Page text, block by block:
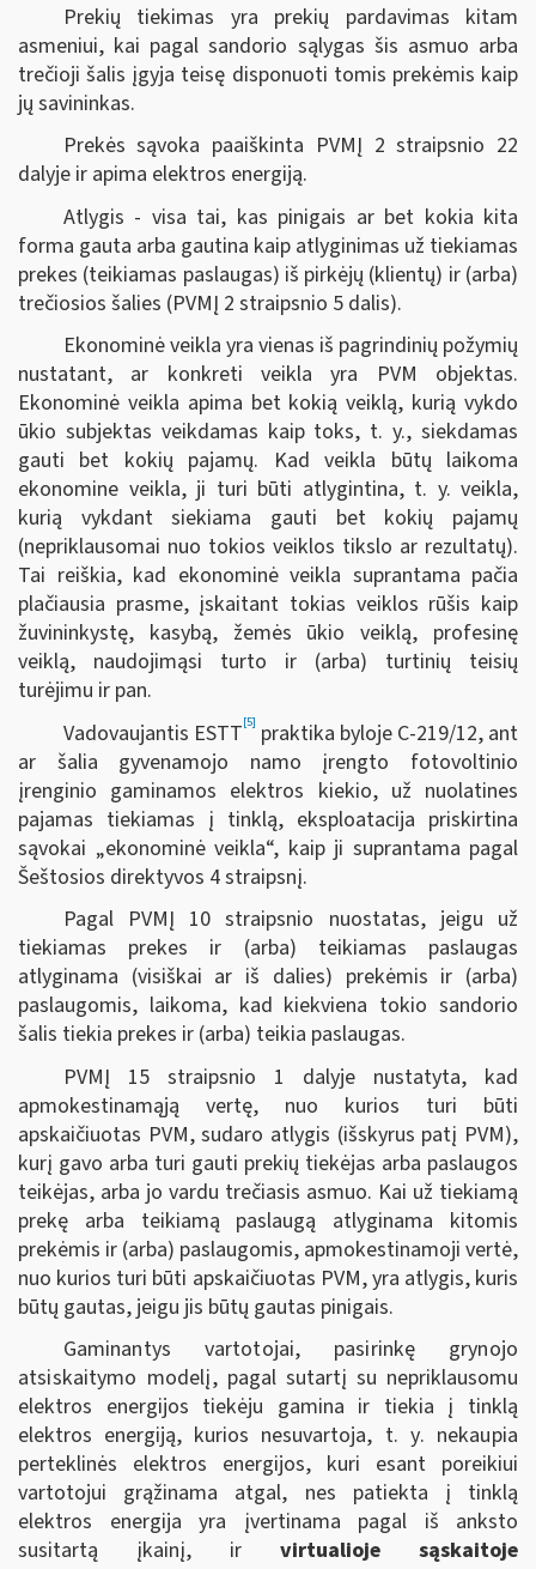
Prekių tiekimas yra prekių pardavimas kitam
asmeniui, kai pagal sandorio sąlygas šis asmuo arba
trečioji šalis įgyja teisę disponuoti tomis prekėmis kaip
jų savininkas.
Prekės sąvoka paaiškinta PVMĮ 2 straipsnio 22
dalyje ir apima elektros energiją.
Atlygis - visa tai, kas pinigais ar bet kokia kita
forma gauta arba gautina kaip atlyginimas už tiekiamas
prekes (teikiamas paslaugas) iš pirkėjų (klientų) ir (arba)
trečiosios šalies (PVMĮ 2 straipsnio 5 dalis).
Ekonominė veikla yra vienas iš pagrindinių požymių
nustatant, ar konkreti veikla yra PVM objektas.
Ekonominė veikla apima bet kokią veiklą, kurią vykdo
ūkio subjektas veikdamas kaip toks, t. y., siekdamas
gauti bet kokių pajamų. Kad veikla būtų laikoma
ekonomine veikla, ji turi būti atlygintina, t. y. veikla,
kurią vykdant siekiama gauti bet kokių pajamų
(nepriklausomai nuo tokios veiklos tikslo ar rezultatų).
Tai reiškia, kad ekonominė veikla suprantama pačia
plačiausia prasme, įskaitant tokias veiklos rūšis kaip
žuvininkystę, kasybą, žemės ūkio veiklą, profesinę
veiklą, naudojimąsi turto ir (arba) turtinių teisių
turėjimu ir pan.
Vadovaujantis ESTT[5] praktika byloje C-219/12, ant
ar šalia gyvenamojo namo įrengto fotovoltinio
įrenginio gaminamos elektros kiekio, už nuolatines
pajamas tiekiamas į tinklą, eksploatacija priskirtina
sąvokai „ekonominė veikla“, kaip ji suprantama pagal
Šeštosios direktyvos 4 straipsnį.
Pagal PVMĮ 10 straipsnio nuostatas, jeigu už
tiekiamas prekes ir (arba) teikiamas paslaugas
atlyginama (visiškai ar iš dalies) prekėmis ir (arba)
paslaugomis, laikoma, kad kiekviena tokio sandorio
šalis tiekia prekes ir (arba) teikia paslaugas.
PVMĮ 15 straipsnio 1 dalyje nustatyta, kad
apmokestinamąją vertę, nuo kurios turi būti
apskaičiuotas PVM, sudaro atlygis (išskyrus patį PVM),
kurį gavo arba turi gauti prekių tiekėjas arba paslaugos
teikėjas, arba jo vardu trečiasis asmuo. Kai už tiekiamą
prekę arba teikiamą paslaugą atlyginama kitomis
prekėmis ir (arba) paslaugomis, apmokestinamoji vertė,
nuo kurios turi būti apskaičiuotas PVM, yra atlygis, kuris
būtų gautas, jeigu jis būtų gautas pinigais.
Gaminantys vartotojai, pasirinkę grynojo
atsiskaitymo modelį, pagal sutartį su nepriklausomu
elektros energijos tiekėju gamina ir tiekia į tinklą
elektros energiją, kurios nesuvartoja, t. y. nekaupia
perteklinės elektros energijos, kuri esant poreikiui
vartotojui grąžinama atgal, nes patiekta į tinklą
elektros energija yra įvertinama pagal iš anksto
susitartą įkainį, ir virtualioje sąskaitoje